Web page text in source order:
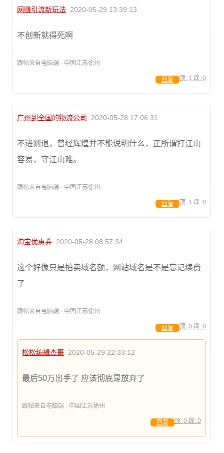
网赚引流新玩法 2020-05-29 13:39:13
不创新就得死啊
跟帖来自电脑端 · 中国江苏徐州
顶: 1 踩: 0
回复
广州到全国的物流公司 2020-05-28 17:06:31
不进则退，曾经辉煌并不能说明什么，正所谓打江山
容易，守江山难。
跟帖来自电脑端 · 中国江苏徐州
顶: 1 踩: 0
回复
淘宝优惠券 2020-05-28 08:57:34
这个好像只是拍卖域名额，网站域名是不是忘记续费
了
跟帖来自电脑端 · 中国江苏徐州
顶: 0 踩: 0
回复
松松编辑杰哥 2020-05-29 22:33:12
最后50万出手了 应该彻底是放弃了
跟帖来自电脑端 · 中国江苏徐州
顶: 0 踩: 0
回复